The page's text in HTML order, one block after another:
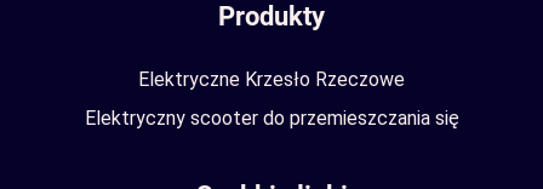
Produkty
Elektryczne Krzesło Rzeczowe
Elektryczny scooter do przemieszczania się